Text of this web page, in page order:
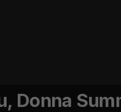
Donna